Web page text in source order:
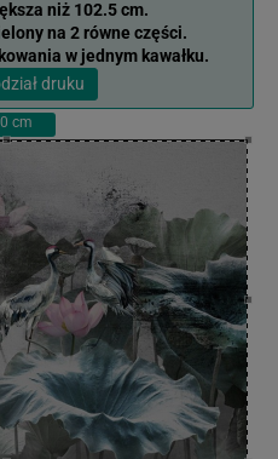
niż 102.5 cm.
na 2 równe części.
w jednym kawałku.
druku
cm